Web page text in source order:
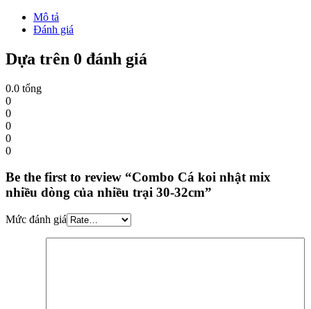
Mô tả
Đánh giá
Dựa trên 0 đánh giá
0.0 tổng
0
0
0
0
0
Be the first to review “Combo Cá koi nhật mix
nhiều dòng của nhiều trại 30-32cm”
Mức đánh giá